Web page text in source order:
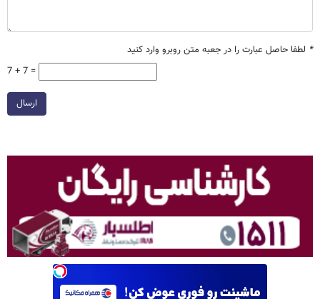
* لطفا حاصل عبارت را در جعبه متن روبرو وارد کنید
7 + 7 =
ارسال